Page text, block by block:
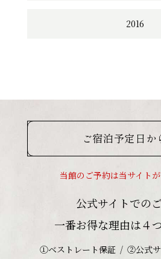
2016
ご宿泊予定日か
当館のご予約は当サイト
公式サイトでの
一番お得な理由は４
①ベストレート保証
②公式サ